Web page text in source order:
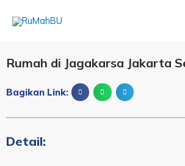
Rumah di Jagakarsa Jakarta
Bagikan Link:
Detail: